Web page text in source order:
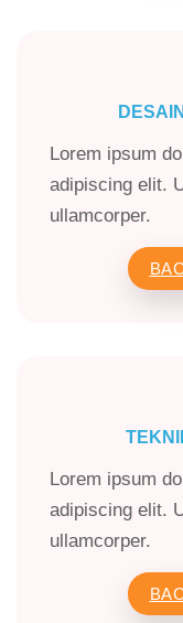
Lorem ipsum
adipiscing elit.
ullamcorper.
Lorem ipsum
adipiscing elit.
ullamcorper.